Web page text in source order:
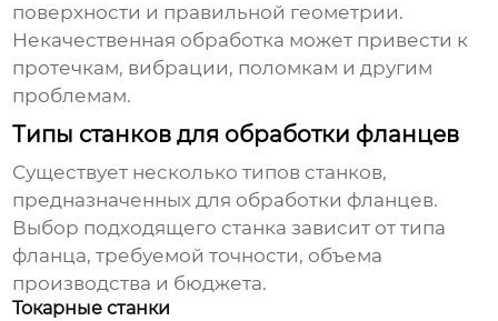
поверхности и правильной геометрии.
Некачественная обработка может привести к
протечкам, вибрации, поломкам и другим
проблемам.
Типы станков для обработки фланцев
Существует несколько типов станков,
предназначенных для обработки фланцев.
Выбор подходящего станка зависит от типа
фланца, требуемой точности, объема
производства и бюджета.
Токарные станки